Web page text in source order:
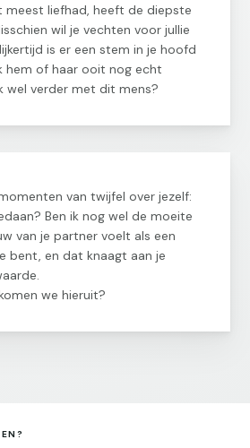
meest liefhad, heeft de diepste
wil je vechten voor jullie
is er een stem in je hoofd
hem of haar ooit nog echt
wel verder met dit mens?
van twijfel over jezelf:
Ben ik nog wel de moeite
van je partner voelt als een
bent, en dat knaagt aan je
we hieruit?